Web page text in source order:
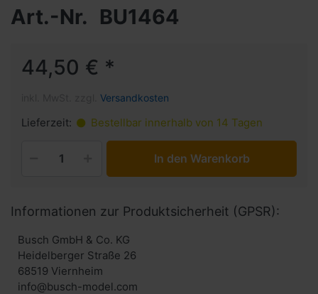
Art.-Nr. BU1464
44,50 € *
Versandkosten
Lieferzeit: Bestellbar innerhalb von 14 Tagen
In den Warenkorb
Informationen zur Produktsicherheit (GPSR):
Busch GmbH & Co. KG
Heidelberger Straße 26
68519 Viernheim
info@busch-model.com